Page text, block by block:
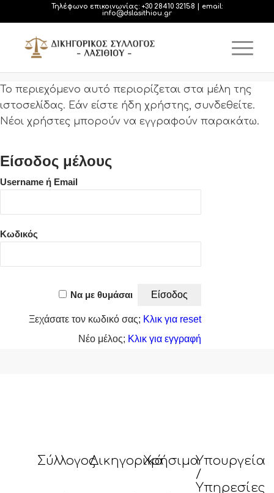
Τηλέφωνο επικοινωνίας: +30 28410 32158 | email:
info@dslasithiou.gr
Το περιεχόμενο αυτό περιορίζεται στα μέλη της
ιστοσελίδας. Εάν είστε ήδη χρήστης, συνδεθείτε.
Νέοι χρήστες μπορούν να εγγραφούν παρακάτω.
Είσοδος μέλους
Username ή Email
Κωδικός
Να με θυμάσαι
Ξεχάσατε τον κωδικό σας; Κλικ για reset
Νέο μέλος; Κλικ για εγγραφή
ΣύλλογοςΔικηγορικάΧρήσιμαΥπουργεία
/
Υπηρεσίες